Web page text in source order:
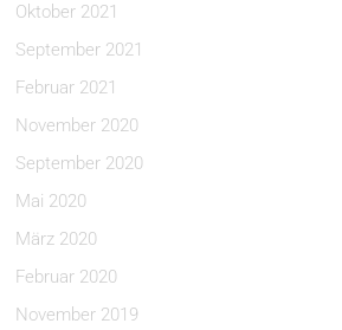
Oktober 2021
September 2021
Februar 2021
November 2020
September 2020
Mai 2020
März 2020
Februar 2020
November 2019